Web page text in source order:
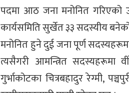
पदमा आठ जना मनोनित गरिएको
कार्यसमिति सुर्खेत ३३ सदस्यीय
मनोनित हुने दुई जना पूर्ण
त्यसैगरी आमन्त्रित सदस्यहरूमा
गुर्भाकोटका चित्रबहादुर रेग्मी,